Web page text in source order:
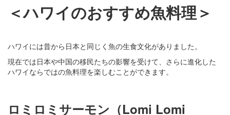
＜ハワイのおすすめ魚料理＞
ハワイには昔から日本と同じく魚の生食文化がありました。
現在では日本や中国の移民たちの影響を受けて、さらに進化した
ハワイならではの魚料理を楽しむことができます。
ロミロミサーモン（Lomi Lomi